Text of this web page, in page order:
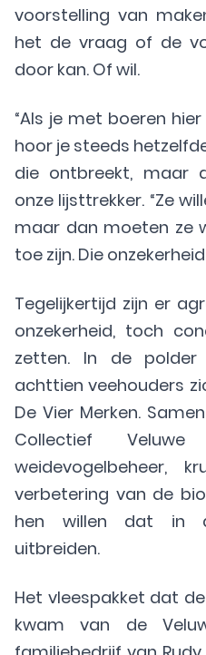
voorstelling van
het de vraag of de
door kan. Of wil.
“Als je met boeren
hoor je steeds
die ontbreekt, maar
onze lijsttrekker. “Ze
maar dan moeten ze
toe zijn. Die
Tegelijkertijd zijn er
onzekerheid, toch
zetten. In de polder
achttien veehouders
De Vier Merken.
Collectief
weidevogelbeheer,
verbetering van de
hen willen dat in
uitbreiden.
Het vleespakket dat
kwam van de